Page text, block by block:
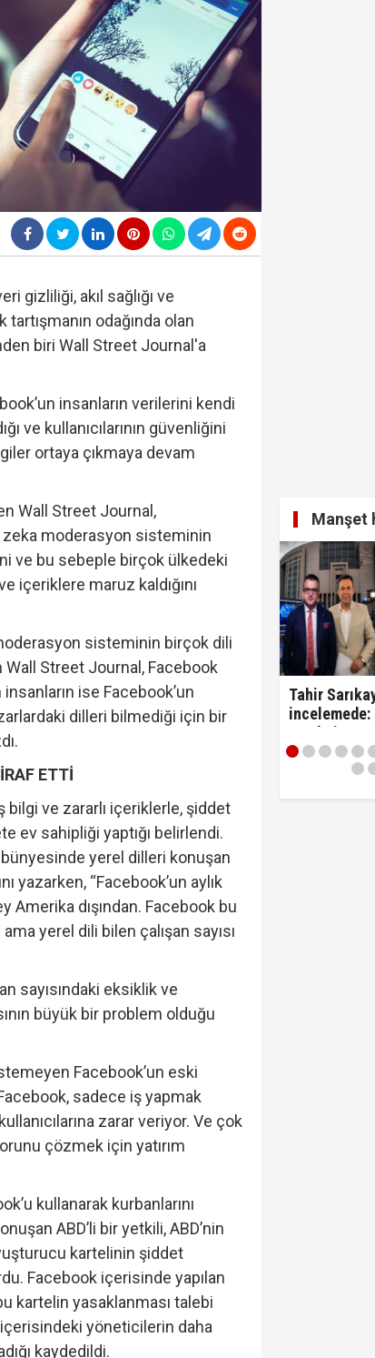
Altın fiyatları gaza bastı!
neler yer alacak? Bazı suçlar ve Öcalan
Özgür Özel ve Veli Ağbaba'nın
Cem Küçük dışında 3 ünlü isme daha
gizliliği, akıl sağlığı ve
odağında olan
biri Wall Street Journal'a
insanların verilerini kendi
ve kullanıcılarının güvenliğini
ortaya çıkmaya devam
Wall Street Journal,
zeka moderasyon sisteminin
ve bu sebeple birçok ülkedeki
içeriklere maruz kaldığını
sisteminin birçok dili
Wall Street Journal, Facebook
ise Facebook’un
dilleri bilmediği için bir
ETTİ
bilgi ve zararlı içeriklerle, şiddet
ev sahipliği yaptığı belirlendi.
yerel dilleri konuşan
yazarken, “Facebook’un aylık
Amerika dışından. Facebook bu
yerel dili bilen çalışan sayısı
sayısındaki eksiklik ve
büyük bir problem olduğu
Facebook’un eski
sadece iş yapmak
zarar veriyor. Ve çok
çözmek için yatırım
kullanarak kurbanlarını
ABD’li bir yetkili, ABD’nin
kartelinin şiddet
Facebook içerisinde yapılan
kartelin yasaklanması talebi
yöneticilerin daha
kaydedildi.
Manşet
Tahir
incelemede:
3 ünlü isme
göndermiş!